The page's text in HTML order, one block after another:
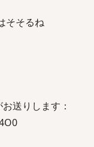
そそるね
送りします：